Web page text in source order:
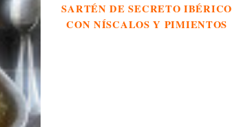
SARTÉN DE SECRETO IBÉRICO
CON NÍSCALOS Y PIMIENTOS